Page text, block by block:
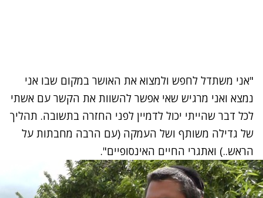
"אני משתדל לחפש ולמצוא את האושר במקום שבו אני
נמצא ואני מרגיש שאי אפשר להשוות את הקשר עם אשתי
לכל דבר שהייתי יכול לדמיין לפני החזרה בתשובה. תהליך
של גדילה משותף ושל העמקה (עם הרבה מחבתות על
הראש..) ואתגרי החיים האינסופיים".